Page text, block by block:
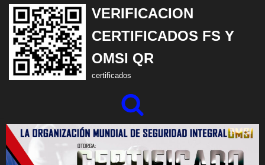
Saltar
al
contenido
VERIFICACION
CERTIFICADOS FS Y
OMSI QR
certificados